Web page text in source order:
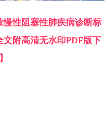
慢性阻塞性肺疾病诊断标
文附高清无水印PDF版下